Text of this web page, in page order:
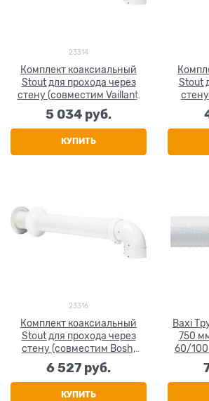
23314
Комплект коаксиальный
Stout для прохода через
стену (совместим Vaillant,
Protherm) 60/100, 850 мм
5 034 руб.
КУПИТЬ
Stout
23316
Комплект коаксиальный
Stout для прохода через
стену (совместим Bosh,
Buderus) 60/100, 850 мм
6 527 руб.
КУПИТЬ
Baxi
750
60/100